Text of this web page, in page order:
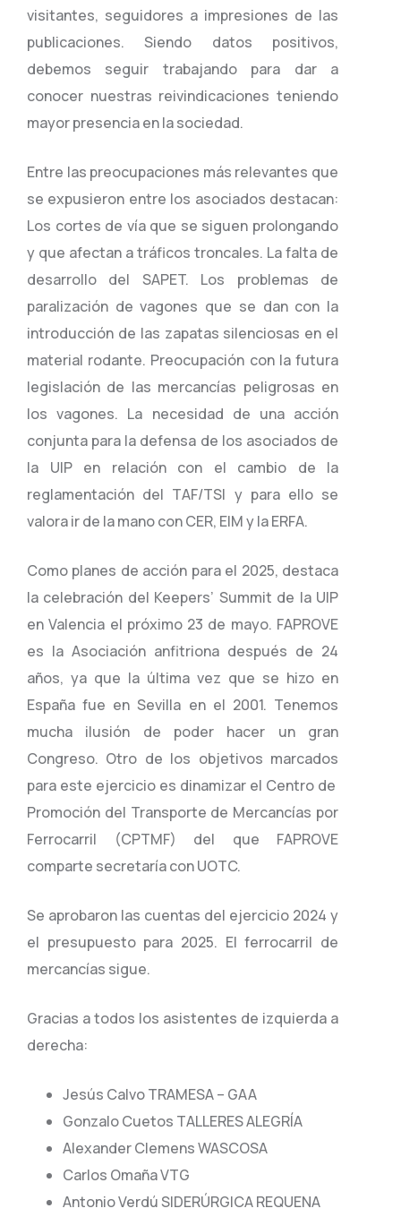
visitantes, seguidores a impresiones de las
publicaciones. Siendo datos positivos,
debemos seguir trabajando para dar a
conocer nuestras reivindicaciones teniendo
mayor presencia en la sociedad.
Entre las preocupaciones más relevantes que
se expusieron entre los asociados destacan:
Los cortes de vía que se siguen prolongando
y que afectan a tráficos troncales. La falta de
desarrollo del SAPET. Los problemas de
paralización de vagones que se dan con la
introducción de las zapatas silenciosas en el
material rodante. Preocupación con la futura
legislación de las mercancías peligrosas en
los vagones. La necesidad de una acción
conjunta para la defensa de los asociados de
la UIP en relación con el cambio de la
reglamentación del TAF/TSI y para ello se
valora ir de la mano con CER, EIM y la ERFA.
Como planes de acción para el 2025, destaca
la celebración del Keepers’ Summit de la UIP
en Valencia el próximo 23 de mayo. FAPROVE
es la Asociación anfitriona después de 24
años, ya que la última vez que se hizo en
España fue en Sevilla en el 2001. Tenemos
mucha ilusión de poder hacer un gran
Congreso. Otro de los objetivos marcados
para este ejercicio es dinamizar el Centro de
Promoción del Transporte de Mercancías por
Ferrocarril (CPTMF) del que FAPROVE
comparte secretaría con UOTC.
Se aprobaron las cuentas del ejercicio 2024 y
el presupuesto para 2025. El ferrocarril de
mercancías sigue.
Gracias a todos los asistentes de izquierda a
derecha:
Jesús Calvo TRAMESA – GAA
Gonzalo Cuetos TALLERES ALEGRÍA
Alexander Clemens WASCOSA
Carlos Omaña VTG
Antonio Verdú SIDERÚRGICA REQUENA